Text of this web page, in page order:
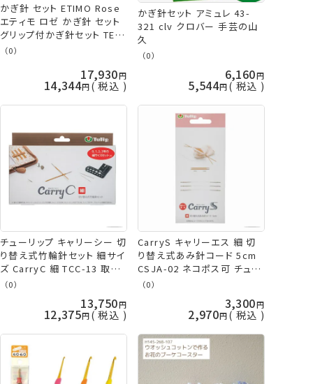
かぎ針 セット ETIMO Rose
エティモ ロゼ かぎ針 セット
グリップ付かぎ針セット TER-
001 チューリップ terai 手芸
（0）
17,930
14,344 税込
かぎ針セット アミュレ 43-
321 clv クロバー 手芸の山
久
（0）
6,160
5,544 税込
チューリップ キャリーシー 切
り替え式竹輪針セット 細サイ
ズ CarryC 細 TCC-13 取寄
せ商品 terai 手芸の山久
（0）
13,750
12,375 税込
CarryS キャリーエス 細 切
り替え式あみ針コード 5cm
CSJA-02 ネコポス可 チュー
リップ 手芸の山久
（0）
3,300
2,970 税込